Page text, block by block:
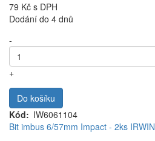
79 Kč s DPH
Dodání do 4 dnů
-
+
Do košíku
Kód
IW6061104
Bit imbus 6/57mm Impact - 2ks IRWIN